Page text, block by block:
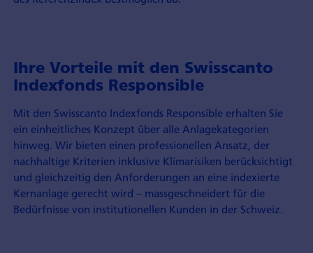
Ihre Vorteile mit den Swisscanto
Indexfonds Responsible
Mit den Swisscanto Indexfonds Responsible erhalten Sie
ein einheitliches Konzept über alle Anlagekategorien
hinweg. Wir bieten einen professionellen Ansatz, der
nachhaltige Kriterien inklusive Klimarisiken berücksichtigt
und gleichzeitig den Anforderungen an eine indexierte
Kernanlage gerecht wird – massgeschneidert für die
Bedürfnisse von institutionellen Kunden in der Schweiz.